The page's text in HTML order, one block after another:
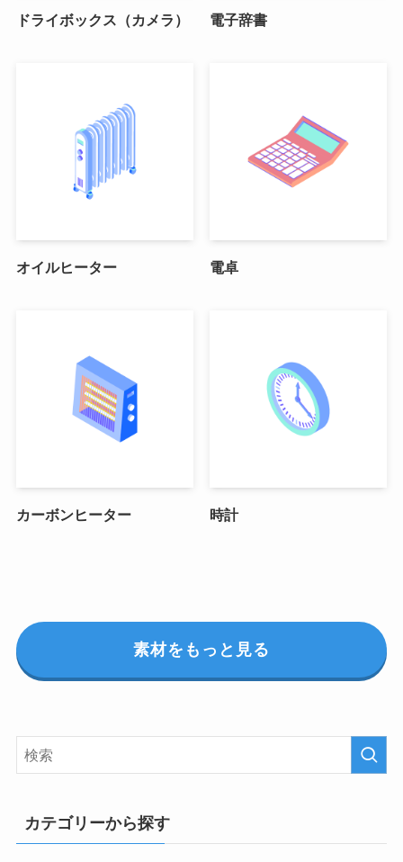
ドライボックス（カメラ） 電子辞書
オイルヒーター 電卓
カーボンヒーター 時計
素材をもっと見る
カテゴリーから探す